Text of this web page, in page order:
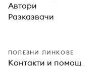
Автори
Разказвачи
ПОЛЕЗНИ ЛИНКОВЕ
Контакти и помощ